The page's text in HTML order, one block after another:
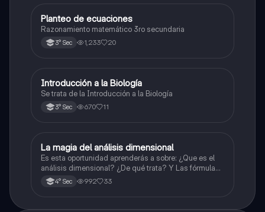
Matemáticas
Planteo de ecuaciones
Razonamiento matemático 3ro secundaria
3° Sec 1,233 20
Biología
Introducción a la Biología
Se trata de la Introducción a la Biología
3° Sec 670 11
Física
La magia del análisis dimensional
Es esta oportunidad aprenderás a sobre: ¿Que es el
análisis dimensional? ¿De qué trata? Y Las fórmulas
de las magnitudes fundamentales y derivadas.
4° Sec 992 33